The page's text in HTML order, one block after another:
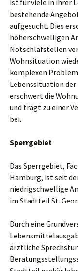
ist für viele in ihrer
bestehende
aufgesucht. Dies
höherschwelligen
Notschlafstellen
Wohnsituation
komplexen
Lebenssituation
erschwert die
und trägt zu einer
bei.
Sperrgebiet
Das Sperrgebiet,
Hamburg, ist seit
niedrigschwellige
im Stadtteil St.
Durch eine
ärztliche